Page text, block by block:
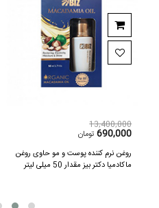
13,400,000
690,000 تومان
روغن نرم کننده پوست و مو حاوی روغن
ماکادمیا دکتر بیز مقدار 50 میلی لیتر